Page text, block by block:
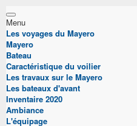
Menu
Les voyages du Mayero
Mayero
Bateau
Caractéristique du voilier
Les travaux sur le Mayero
Les bateaux d'avant
Inventaire 2020
Ambiance
L'équipage